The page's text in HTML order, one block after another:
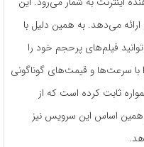
ارائه می‌دهد. به همین دلیل با
فیلم‌های پرحجم خود را
با سرعت‌ها و قیمت‌های گوناگونی
ثابت کرده است که از
همین اساس این سرویس نیز